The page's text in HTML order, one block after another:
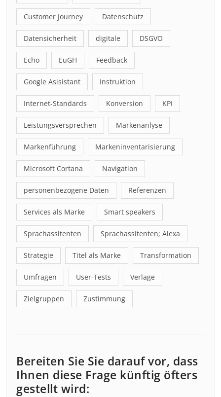
Customer Journey Datenschutz
Datensicherheit digitale DSGVO
Echo EuGH Feedback
Google Asisistant Instruktion
Internet-Standards Konversion KPI
Leistungsversprechen Markenanlyse
Markenführung Markeninventarisierung
Microsoft Cortana Navigation
personenbezogene Daten Referenzen
Services als Marke Smart speakers
Sprachassitenten Sprachassitenten; Alexa
Strategie Titel als Marke Transformation
Umfragen User-Tests Verlage
Zielgruppen Zustimmung
Bereiten Sie Sie darauf vor, dass
Ihnen diese Frage künftig öfters
gestellt wird: